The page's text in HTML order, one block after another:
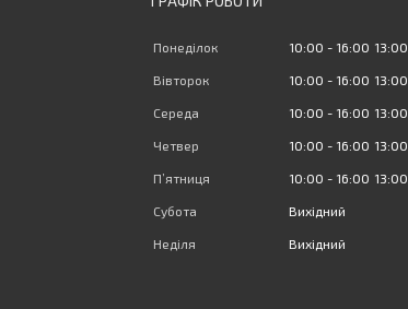
Понеділок 10:00 16:00 13:00
Вівторок 10:00 16:00 13:00
Середа 10:00 16:00 13:00
Четвер 10:00 16:00 13:00
Пʼятниця 10:00 16:00 13:00
Субота Вихідний
Неділя Вихідний